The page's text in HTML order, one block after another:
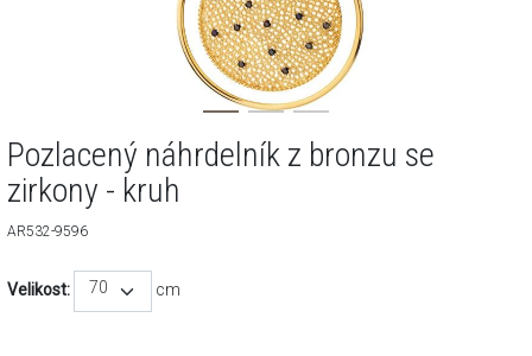
Pozlacený náhrdelník z bronzu se
zirkony - kruh
AR532-9596
Velikost: 70 cm